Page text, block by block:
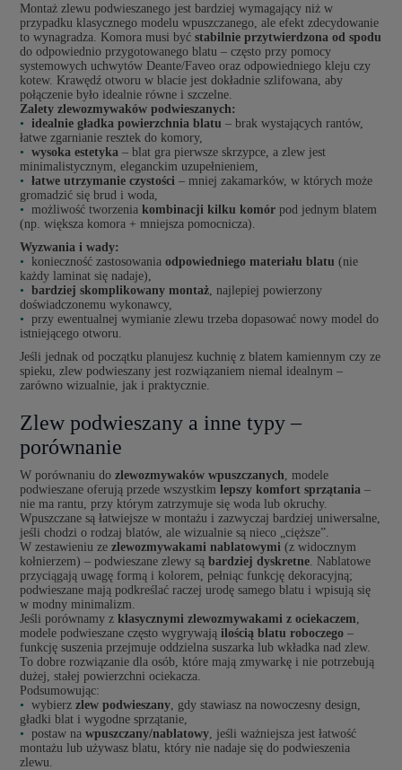
Montaż zlewu podwieszanego jest bardziej wymagający niż w
przypadku klasycznego modelu wpuszczanego, ale efekt zdecydowanie
to wynagradza. Komora musi byćstabilnie przytwierdzona od spodu
do odpowiednio przygotowanego blatu – często przy pomocy
systemowych uchwytów Deante/Faveo oraz odpowiedniego kleju czy
kotew. Krawędź otworu w blacie jest dokładnie szlifowana, aby
połączenie było idealnie równe i szczelne.
Zalety zlewozmywaków podwieszanych:
idealnie gładka powierzchnia blatu – brak wystających rantów,
łatwe zgarnianie resztek do komory,
wysoka estetyka – blat gra pierwsze skrzypce, a zlew jest
minimalistycznym, eleganckim uzupełnieniem,
łatwe utrzymanie czystości – mniej zakamarków, w których może
gromadzić się brud i woda,
możliwość tworzeniakombinacji kilku komór pod jednym blatem
(np. większa komora + mniejsza pomocnicza).
Wyzwania i wady:
konieczność zastosowaniaodpowiedniego materiału blatu (nie
każdy laminat się nadaje),
bardziej skomplikowany montaż , najlepiej powierzony
doświadczonemu wykonawcy,
przy ewentualnej wymianie zlewu trzeba dopasować nowy model do
istniejącego otworu.
Jeśli jednak od początku planujesz kuchnię z blatem kamiennym czy ze
spieku, zlew podwieszany jest rozwiązaniem niemal idealnym –
zarówno wizualnie, jak i praktycznie.
Zlew podwieszany a inne typy –
porównanie
W porównaniu dozlewozmywaków wpuszczanych , modele
podwieszane oferują przede wszystkimlepszy komfort sprzątania –
nie ma rantu, przy którym zatrzymuje się woda lub okruchy.
Wpuszczane są łatwiejsze w montażu i zazwyczaj bardziej uniwersalne,
jeśli chodzi o rodzaj blatów, ale wizualnie są nieco „cięższe”.
W zestawieniu zezlewozmywakami nablatowymi (z widocznym
kołnierzem) – podwieszane zlewy sąbardziej dyskretne . Nablatowe
przyciągają uwagę formą i kolorem, pełniąc funkcję dekoracyjną;
podwieszane mają podkreślać raczej urodę samego blatu i wpisują się
w modny minimalizm.
Jeśli porównamy zklasycznymi zlewozmywakami z ociekaczem
modele podwieszane często wygrywająilością blatu roboczego –
funkcję suszenia przejmuje oddzielna suszarka lub wkładka nad zlew.
To dobre rozwiązanie dla osób, które mają zmywarkę i nie potrzebują
dużej, stałej powierzchni ociekacza.
Podsumowując:
wybierzzlew podwieszany , gdy stawiasz na nowoczesny design,
gładki blat i wygodne sprzątanie,
postaw nawpuszczany/nablatowy , jeśli ważniejsza jest łatwość
montażu lub używasz blatu, który nie nadaje się do podwieszenia
zlewu.